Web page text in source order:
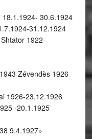
30.6.1924
31.12.1924
1922-
Zévendès 1926
1926-23.12.1926
-20.1.1925
9.4.1927»